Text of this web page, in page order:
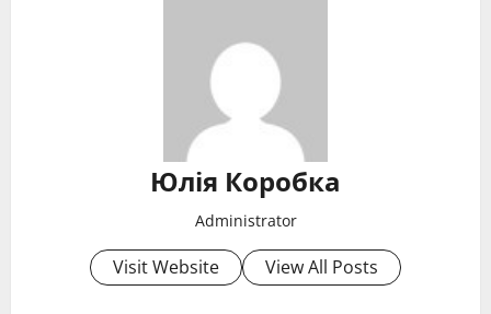
Юлія Коробка
Administrator
Visit Website View All Posts